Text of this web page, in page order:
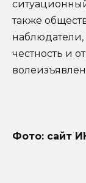
также
честность и
Фото: сайт